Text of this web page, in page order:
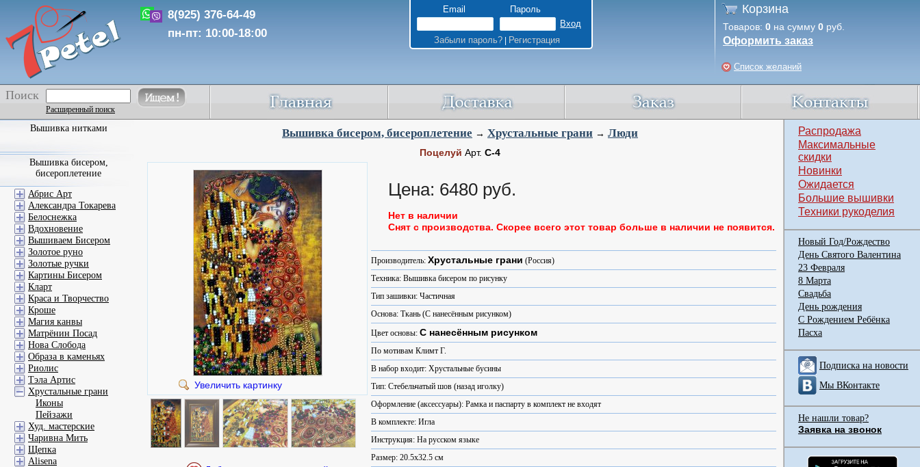
8(925) 376-64-49
пн-пт: 10:00-18:00
Email Пароль
Забыли пароль?| Регистрация
Корзина
Товаров: 0 на сумму 0 руб.
Оформить заказ
Список желаний
Поиск
Расширенный поиск
Вышивка бисером, бисероплетение → Хрустальные грани → Люди
Поцелуй Арт. С-4
Увеличить картинку
Цена: 6480 руб.
Нет в наличии
Снят с производства. Скорее всего этот товар больше в наличии не появится.
Производитель: Хрустальные грани (Россия)
Техника: Вышивка бисером по рисунку
Тип зашивки: Частичная
Основа: Ткань (С нанесённым рисунком)
Цвет основы: С нанесённым рисунком
По мотивам Климт Г.
В набор входит: Хрустальные бусины
Тип: Стебельчатый шов (назад иголку)
Оформление (аксессуары): Рамка и паспарту в комплект не входят
В комплекте: Игла
Инструкция: На русском языке
Размер: 20.5x32.5 см
Вышивка нитками
Вышивка бисером,
бисероплетение
Абрис Арт
Александра Токарева
Белоснежка
Вдохновение
Вышиваем Бисером
Золотое руно
Золотые ручки
Картины Бисером
Кларт
Краса и Творчество
Кроше
Магия канвы
Матрёнин Посад
Нова Слобода
Образа в каменьях
Риолис
Тэла Артис
Хрустальные грани
Иконы
Пейзажи
Худ. мастерские
Чаривна Мить
Щепка
Alisena
Распродажа
Максимальные
скидки
Новинки
Ожидается
Большие вышивки
Техники рукоделия
Новый Год/Рождество
День Святого Валентина
23 Февраля
8 Марта
Свадьба
День рождения
С Рождением Ребёнка
Пасха
Подписка на новости
Мы ВКонтакте
Не нашли товар?
Заявка на звонок